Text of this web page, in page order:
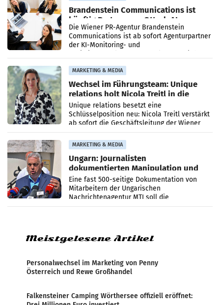
Brandenstein Communications ist
künftig Partner von OtterlyAI
Die Wiener PR-Agentur Brandenstein
Communications ist ab sofort Agenturpartner
der KI-Monitoring- und
MARKETING & MEDIA
Wechsel im Führungsteam: Unique
relations holt Nicola Treitl in die
Geschäftsleitung
Unique relations besetzt eine
Schlüsselposition neu: Nicola Treitl verstärkt
ab sofort die Geschäftsleitung der Wiener
PR-Agentur an der Seite von Josef Kalina und
Anna Kalina-Mahr.
MARKETING & MEDIA
Ungarn: Journalisten
dokumentierten Manipulation und
Zensur
Eine fast 500-seitige Dokumentation von
Mitarbeitern der Ungarischen
Nachrichtenagentur MTI soll die
systematische Nachrichten-Manipulation und
Meistgelesene Artikel
Personalwechsel im Marketing von Penny
Österreich und Rewe Großhandel
Falkensteiner Camping Wörthersee offiziell eröffnet: